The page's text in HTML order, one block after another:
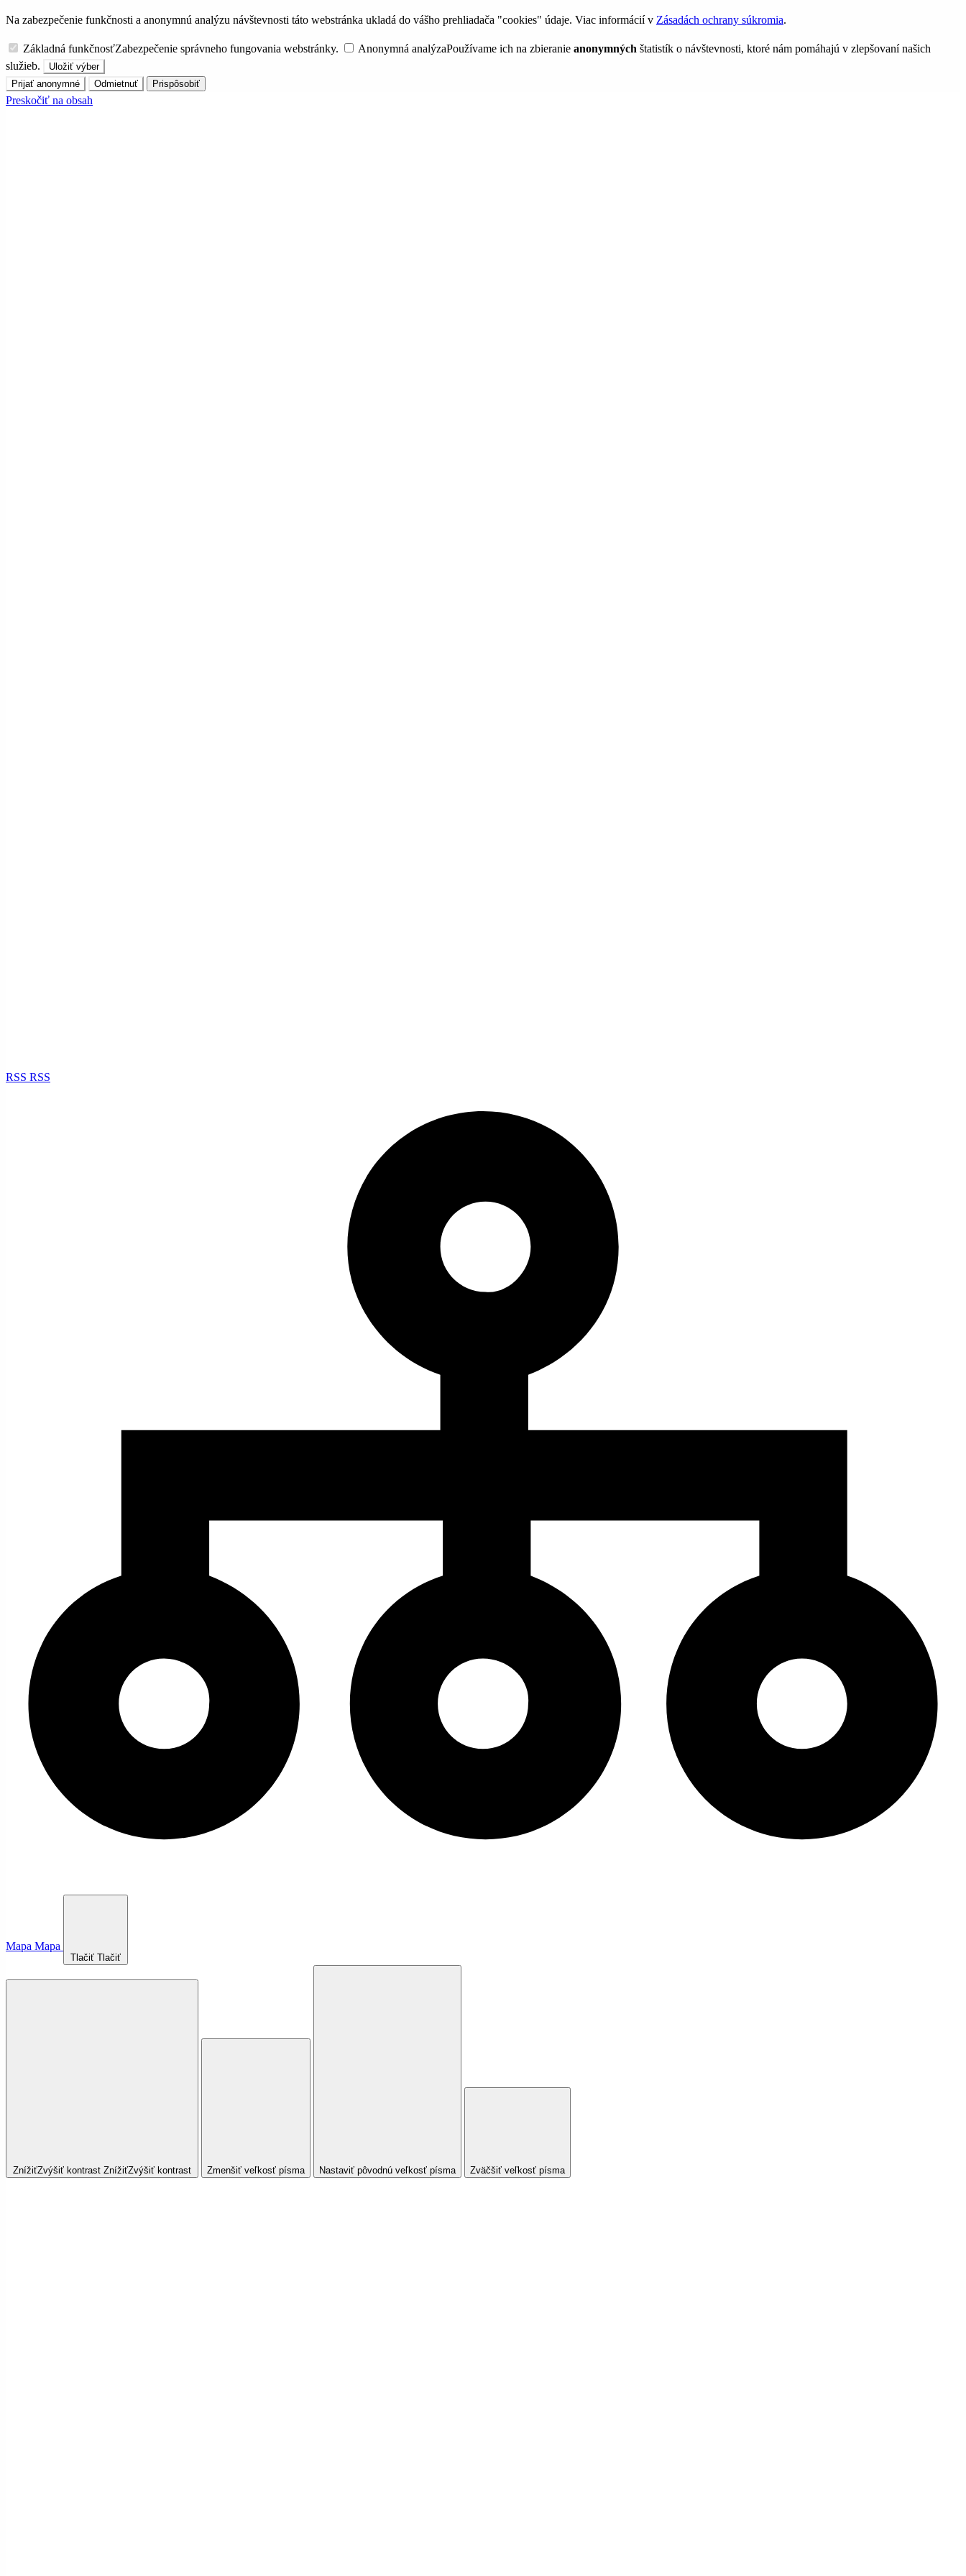
Na zabezpečenie funkčnosti a anonymnú analýzu návštevnosti táto webstránka ukladá do vášho prehliadača "cookies" údaje. Viac informácií v Zásadách ochrany súkromia.
Základná funkčnosťZabezpečenie správneho fungovania webstránky. Anonymná analýzaPoužívame ich na zbieranie anonymných štatistík o návštevnosti, ktoré nám pomáhajú v zlepšovaní našich
služieb.
Uložiť výber
Prijať anonymné
Odmietnuť Prispôsobiť
Preskočiť na obsah
RSS RSS
Mapa Mapa
Tlačiť Tlačiť
ZnížiťZvýšiť kontrast ZnížiťZvýšiť kontrast Zmenšiť veľkosť písma Nastaviť pôvodnú veľkosť písma Zväčšiť veľkosť písma